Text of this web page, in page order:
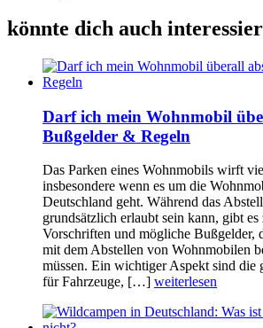
könnte dich auch
Darf ich mein Wohnmobil
Bußgelder & Regeln
Das Parken eines Wohnmobils wirft
insbesondere wenn es um die
Deutschland geht. Während das
grundsätzlich erlaubt sein kann, gibt es
Vorschriften und mögliche Bußgelder,
mit dem Abstellen von Wohnmobilen
müssen. Ein wichtiger Aspekt sind die
für Fahrzeuge, […] weiterlesen